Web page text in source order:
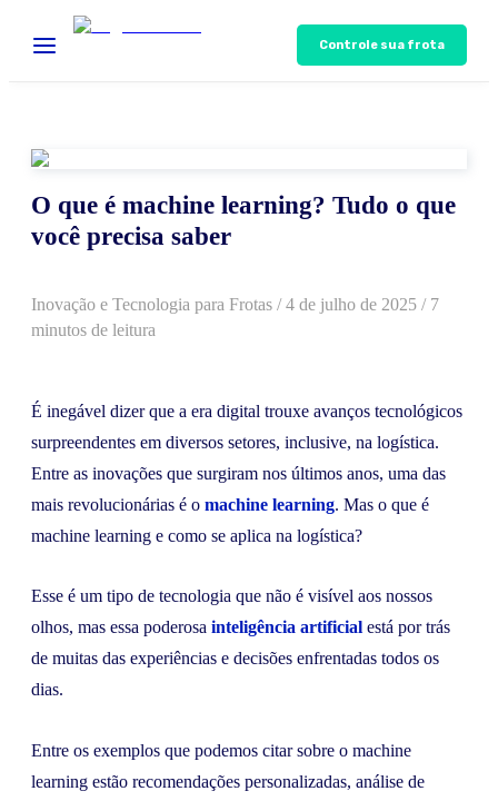
Controle sua frota
O que é machine learning? Tudo o que
você precisa saber
Inovação e Tecnologia para Frotas /4 de julho de 2025 / 7
minutos de leitura
É inegável dizer que a era digital trouxe avanços tecnológicos
surpreendentes em diversos setores, inclusive, na logística.
Entre as inovações que surgiram nos últimos anos, uma das
mais revolucionárias é o machine learning. Mas o que é
machine learning e como se aplica na logística?
Esse é um tipo de tecnologia que não é visível aos nossos
olhos, mas essa poderosa inteligência artificial está por trás
de muitas das experiências e decisões enfrentadas todos os
dias.
Entre os exemplos que podemos citar sobre o machine
learning estão recomendações personalizadas, análise de